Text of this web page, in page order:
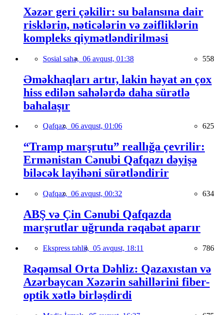
Xəzər geri çəkilir: su balansına dair
risklərin, nəticələrin və zəifliklərin
kompleks qiymətləndirilməsi
Sosial sahə, 06 avqust, 01:38 558
Əməkhaqları artır, lakin həyat ən çox
hiss edilən sahələrdə daha sürətlə
bahalaşır
Qafqaz, 06 avqust, 01:06 625
“Tramp marşrutu” reallığa çevrilir:
Ermənistan Cənubi Qafqazı dəyişə
biləcək layihəni sürətləndirir
Qafqaz, 06 avqust, 00:32 634
ABŞ və Çin Cənubi Qafqazda
marşrutlar uğrunda rəqabət aparır
Ekspress təhlil, 05 avqust, 18:11 786
Rəqəmsal Orta Dəhliz: Qazaxıstan və
Azərbaycan Xəzərin sahillərini fiber-
optik xətlə birləşdirdi